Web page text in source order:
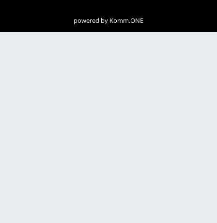
powered by Komm.ONE